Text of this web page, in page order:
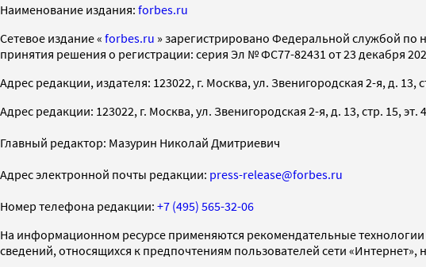
Наименование издания: forbes.ru
Cетевое издание « forbes.ru » зарегистрировано Федеральной службой
принятия решения о регистрации: серия Эл № ФС77-82431 от 23 декабря
Адрес редакции, издателя: 123022, г. Москва, ул. Звенигородская 2-я, д. 13,
Адрес редакции: 123022, г. Москва, ул. Звенигородская 2-я, д. 13, стр. 15, эт.
Главный редактор: Мазурин Николай Дмитриевич
Адрес электронной почты редакции: press-release@forbes.ru
Номер телефона редакции: +7 (495) 565-32-06
На информационном ресурсе применяются рекомендательные
сведений, относящихся к предпочтениям пользователей сети